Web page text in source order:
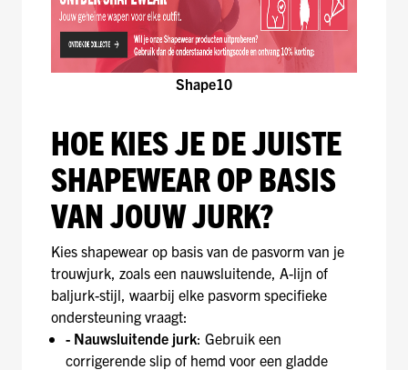
Shape10
HOE KIES JE DE JUISTE
SHAPEWEAR OP BASIS
VAN JOUW JURK?
Kies shapewear op basis van de pasvorm van je
trouwjurk, zoals een nauwsluitende, A-lijn of
baljurk-stijl, waarbij elke pasvorm specifieke
ondersteuning vraagt:
- Nauwsluitende jurk: Gebruik een
corrigerende slip of hemd voor een gladde